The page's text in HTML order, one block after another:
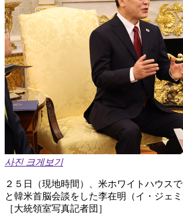
사진 크게보기
２５日（現地時間）、米ホワイトハウス
と韓米首脳会談をした李在明（イ・ジェ
［大統領室写真記者団］